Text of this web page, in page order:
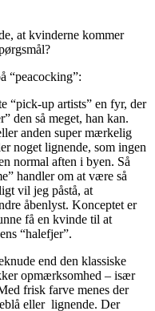
at kvinderne kommer
“peacocking”:
“pick-up artists” en fyr, der
den så meget, han kan.
anden super mærkelig
noget lignende, som ingen
normal aften i byen. Så
handler om at være så
vil jeg påstå, at
åbenlyst. Konceptet er
få en kvinde til at
“halefjer”.
end den klassiske
opmærksomhed – især
frisk farve menes der
eller lignende. Der